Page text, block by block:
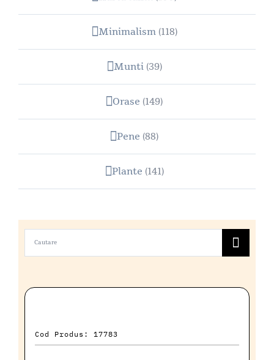
Cautare...
Cod Produs: 17783
Minimalism(118)
Munti(39)
Orase(149)
Pene(88)
Plante(141)